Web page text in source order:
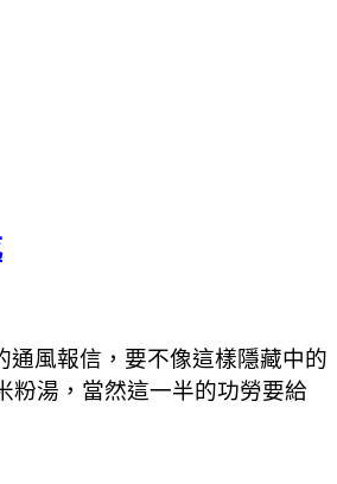
風報信，要不像這樣隱藏中的
粉湯，當然這一半的功勞要給